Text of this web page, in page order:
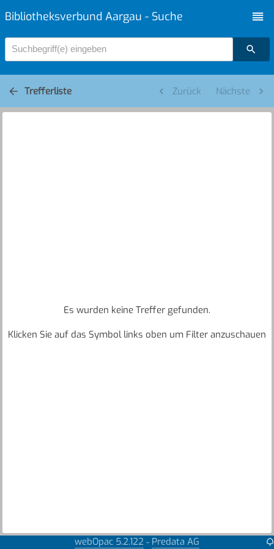
Bibliotheksverbund Aargau - Suche
Suchbegriff(e) eingeben
Trefferliste Zurück Nächste
Es wurden keine Treffer gefunden.
Klicken Sie auf das Symbol links oben um Filter anzuschauen
webOpac 5.2.122 - Predata AG